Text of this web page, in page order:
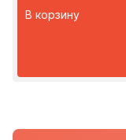
В корзину